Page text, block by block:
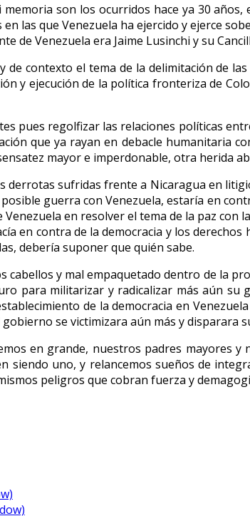
son los ocurridos hace ya 30
las que Venezuela ha ejercido y ejerce
de Venezuela era Jaime Lusinchi y su
contexto el tema de la delimitación de
y ejecución de la política fronteriza de
pues regolfizar las relaciones políticas
que ya rayan en debacle humanitaria
mayor e imperdonable, otra herida
sufridas frente a Nicaragua en
guerra con Venezuela, estaría en
en resolver el tema de la paz con
en contra de la democracia y los
debería suponer que quién sabe.
cabellos y mal empaquetado dentro de la
para militarizar y radicalizar más aún
de la democracia en
se victimizara aún más y disparara
en grande, nuestros padres mayores
uno, y relancemos sueños de
peligros que cobran fuerza y